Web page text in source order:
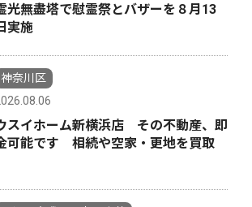
光無盡塔で慰霊祭とバザーを８月13
実施
神奈川区
スイホーム新横浜店 その不動産、即
可能です 相続や空家・更地を買取